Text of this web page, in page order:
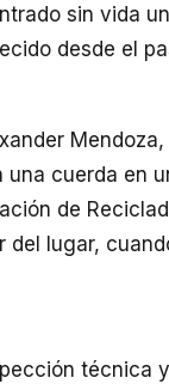
sin vida
desde el
Mendoza,
una cuerda en
de
lugar,
técnica